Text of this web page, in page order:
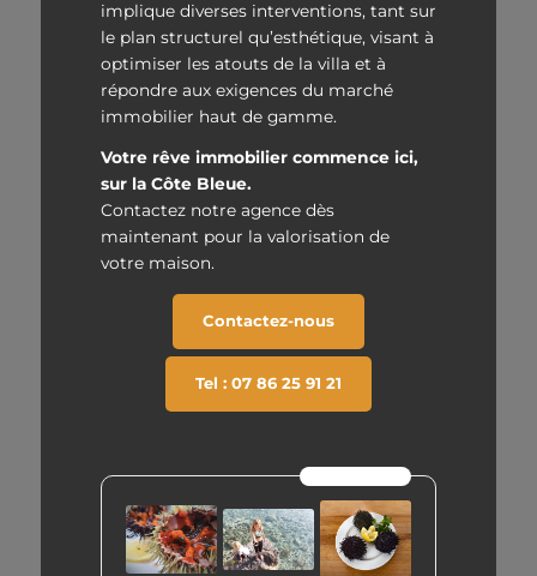
implique diverses interventions, tant sur
le plan structurel qu’esthétique, visant à
optimiser les atouts de la villa et à
répondre aux exigences du marché
immobilier haut de gamme.
Votre rêve immobilier commence ici,
sur la Côte Bleue.
Contactez notre agence dès
maintenant pour la valorisation de
votre maison.
Contactez-nous
Tel : 07 86 25 91 21